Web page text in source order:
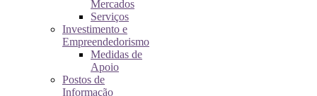
Mercados
Serviços
Investimento e
Empreendedorismo
Medidas de
Apoio
Postos de
Informação